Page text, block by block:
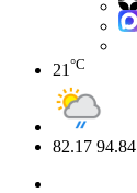
21 °C
82.17 94.84